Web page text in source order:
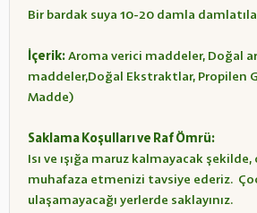
Bir bardak suya 10-20 damla
İçerik:Aroma verici maddeler, Doğal
maddeler,Doğal Ekstraktlar, Propilen
Madde)
Saklama Koşulları ve Raf Ömrü:
Isı ve ışığa maruz kalmayacak şekilde,
muhafaza etmenizi tavsiye ederiz.
ulaşamayacağı yerlerde saklayınız.